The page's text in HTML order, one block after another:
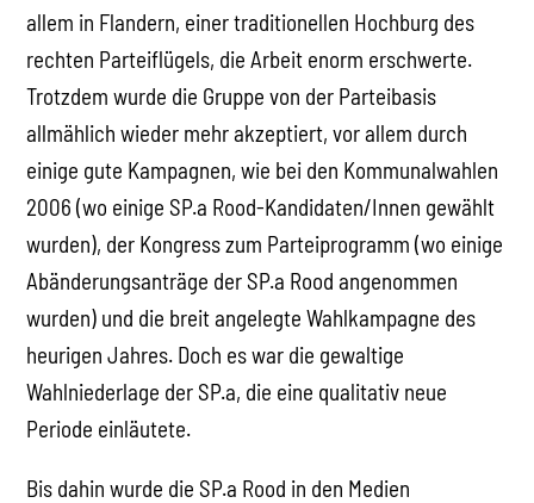
allem in Flandern, einer traditionellen Hochburg des
rechten Parteiflügels, die Arbeit enorm erschwerte.
Trotzdem wurde die Gruppe von der Parteibasis
allmählich wieder mehr akzeptiert, vor allem durch
einige gute Kampagnen, wie bei den Kommunalwahlen
2006 (wo einige SP.a Rood-Kandidaten/Innen gewählt
wurden), der Kongress zum Parteiprogramm (wo einige
Abänderungsanträge der SP.a Rood angenommen
wurden) und die breit angelegte Wahlkampagne des
heurigen Jahres. Doch es war die gewaltige
Wahlniederlage der SP.a, die eine qualitativ neue
Periode einläutete.
Bis dahin wurde die SP.a Rood in den Medien